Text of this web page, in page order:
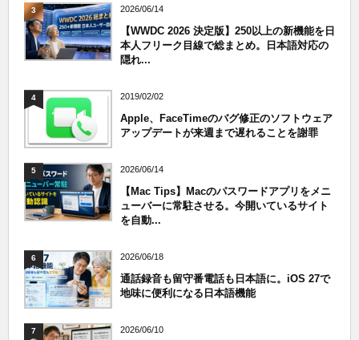
3 2026/06/14
【WWDC 2026 決定版】250以上の新機能を日
本人フリーク目線で総まとめ。日本語対応の
隠れ...
4 2019/02/02
Apple、FaceTimeのバグ修正のソフトウェア
アップデートが来週まで遅れることを謝罪
5 2026/06/14
【Mac Tips】Macのパスワードアプリをメニ
ューバーに常駐させる。今開いているサイト
を自動...
6 2026/06/18
通話録音も留守番電話も日本語に。iOS 27で
地味に便利になる日本語機能
7 2026/06/10